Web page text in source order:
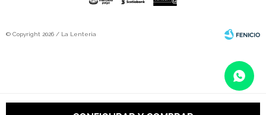
© Copyright 2026 / La Lenteria